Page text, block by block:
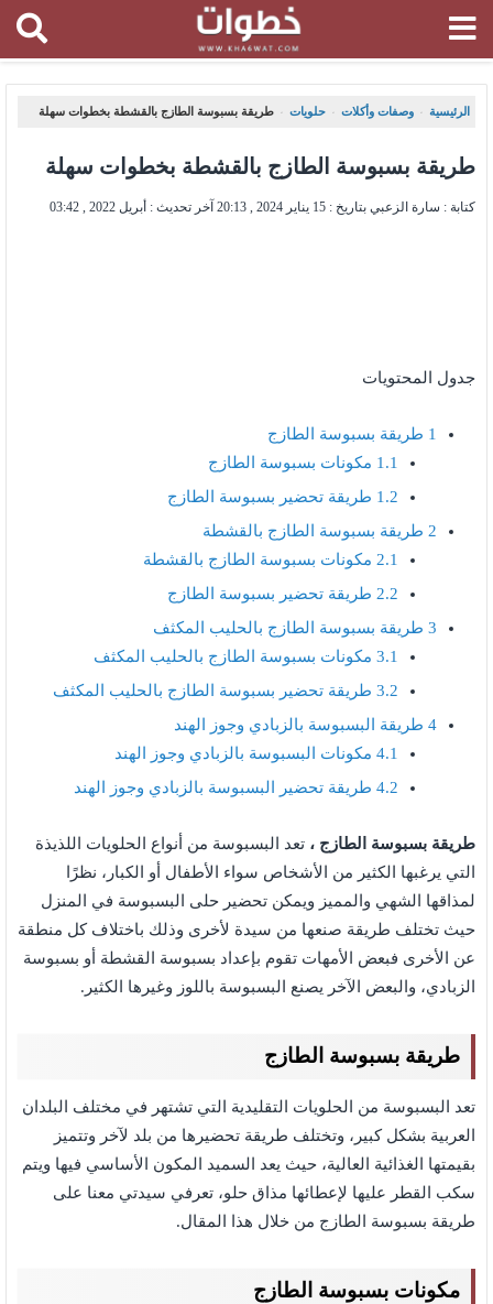
الرئيسية ، وصفات وأكلات ، حلويات ، طريقة بسبوسة الطازج بالقشطة بخطوات سهلة
طريقة بسبوسة الطازج بالقشطة بخطوات سهلة
كتابة : سارة الزعبي بتاريخ : 15 يناير 2024 , 20:13 آخر تحديث : أبريل 2022 , 03:42
جدول المحتويات
1 طريقة بسبوسة الطازج
1.1 مكونات بسبوسة الطازج
1.2 طريقة تحضير بسبوسة الطازج
2 طريقة بسبوسة الطازج بالقشطة
2.1 مكونات بسبوسة الطازج بالقشطة
2.2 طريقة تحضير بسبوسة الطازج
3 طريقة بسبوسة الطازج بالحليب المكثف
3.1 مكونات بسبوسة الطازج بالحليب المكثف
3.2 طريقة تحضير بسبوسة الطازج بالحليب المكثف
4 طريقة البسبوسة بالزبادي وجوز الهند
4.1 مكونات البسبوسة بالزبادي وجوز الهند
4.2 طريقة تحضير البسبوسة بالزبادي وجوز الهند
طريقة بسبوسة الطازج ، تعد البسبوسة من أنواع الحلويات اللذيذة
التي يرغبها الكثير من الأشخاص سواء الأطفال أو الكبار، نظرًا
لمذاقها الشهي والمميز ويمكن تحضير حلى البسبوسة في المنزل
حيث تختلف طريقة صنعها من سيدة لأخرى وذلك باختلاف كل منطقة
عن الأخرى فبعض الأمهات تقوم بإعداد بسبوسة القشطة أو بسبوسة
الزبادي، والبعض الآخر يصنع البسبوسة باللوز وغيرها الكثير.
طريقة بسبوسة الطازج
تعد البسبوسة من الحلويات التقليدية التي تشتهر في مختلف البلدان
العربية بشكل كبير، وتختلف طريقة تحضيرها من بلد لآخر وتتميز
بقيمتها الغذائية العالية، حيث يعد السميد المكون الأساسي فيها ويتم
سكب القطر عليها لإعطائها مذاق حلو، تعرفي سيدتي معنا على
طريقة بسبوسة الطازج من خلال هذا المقال.
مكونات بسبوسة الطازج